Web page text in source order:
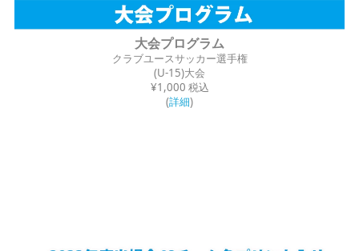
大会プログラム
クラブユースサッカー選手権
(U-15)大会
¥1,000 税込
(詳細)